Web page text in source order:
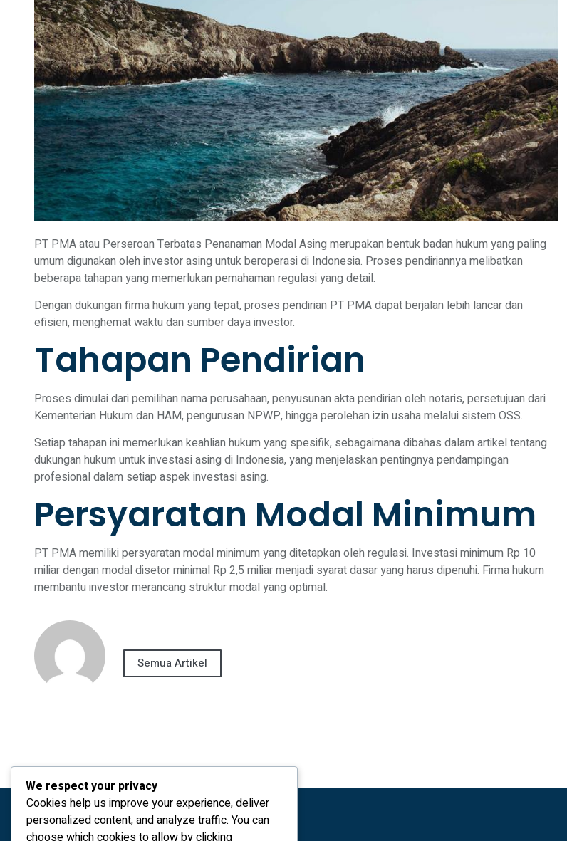
PT PMA atau Perseroan Terbatas Penanaman Modal Asing merupakan bentuk badan hukum yang paling
umum digunakan oleh investor asing untuk beroperasi di Indonesia. Proses pendiriannya melibatkan
beberapa tahapan yang memerlukan pemahaman regulasi yang detail.
Dengan dukungan firma hukum yang tepat, proses pendirian PT PMA dapat berjalan lebih lancar dan
efisien, menghemat waktu dan sumber daya investor.
Tahapan Pendirian
Proses dimulai dari pemilihan nama perusahaan, penyusunan akta pendirian oleh notaris, persetujuan dari
Kementerian Hukum dan HAM, pengurusan NPWP, hingga perolehan izin usaha melalui sistem OSS.
Setiap tahapan ini memerlukan keahlian hukum yang spesifik, sebagaimana dibahas dalam artikel tentang
dukungan hukum untuk investasi asing di Indonesia, yang menjelaskan pentingnya pendampingan
profesional dalam setiap aspek investasi asing.
Persyaratan Modal Minimum
PT PMA memiliki persyaratan modal minimum yang ditetapkan oleh regulasi. Investasi minimum Rp 10
miliar dengan modal disetor minimal Rp 2,5 miliar menjadi syarat dasar yang harus dipenuhi. Firma hukum
membantu investor merancang struktur modal yang optimal.
Semua Artikel
We respect your privacy
Cookies help us improve your experience, deliver
personalized content, and analyze traffic. You can
choose which cookies to allow by clicking